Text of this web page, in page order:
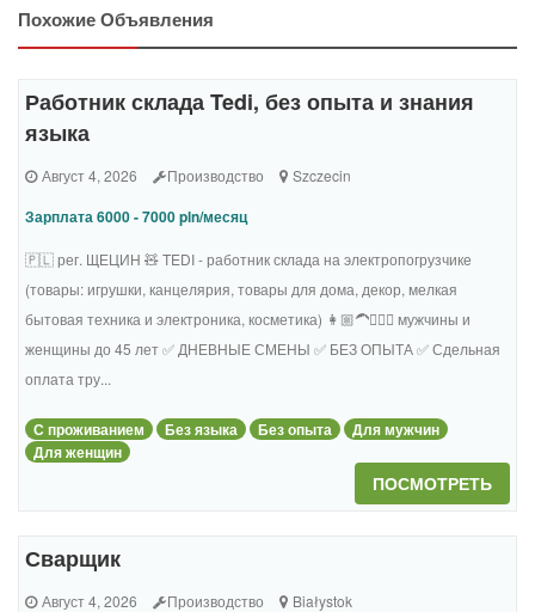
Похожие Объявления
Работник склада Tedi, без опыта и знания
языка
Август 4, 2026 Производство Szczecin
Зарплата 6000 - 7000 pln/месяц
🇵🇱 рег. ЩЕЦИН 🧸 TEDI - работник склада на электропогрузчике
(товары: игрушки, канцелярия, товары для дома, декор, мелкая
бытовая техника и электроника, косметика) 👩🏼‍🦱🧔🏻‍♂️ мужчины и
женщины до 45 лет ✅ ДНЕВНЫЕ СМЕНЫ ✅ БЕЗ ОПЫТА ✅ Сдельная
оплата тру...
С проживанием Без языка Без опыта
Для мужчин
Для женщин
ПОСМОТРЕТЬ
Сварщик
Август 4, 2026 Производство Białystok